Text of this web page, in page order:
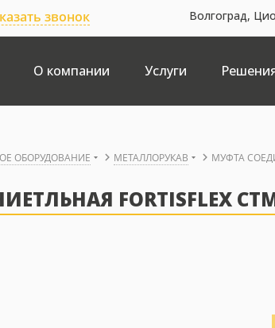
звонок Волгоград,
О компании Услуги
ОБОРУДОВАНИЕ МЕТАЛЛОРУКАВ МУФТА
FORTISFLEX